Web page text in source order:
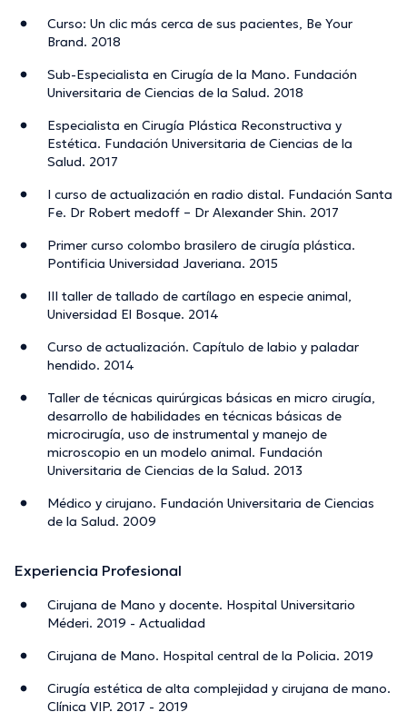
Curso: Un clic más cerca de sus pacientes, Be Your
Brand. 2018
Sub-Especialista en Cirugía de la Mano. Fundación
Universitaria de Ciencias de la Salud. 2018
Especialista en Cirugía Plástica Reconstructiva y
Estética. Fundación Universitaria de Ciencias de la
Salud. 2017
I curso de actualización en radio distal. Fundación Santa
Fe. Dr Robert medoff – Dr Alexander Shin. 2017
Primer curso colombo brasilero de cirugía plástica.
Pontificia Universidad Javeriana. 2015
III taller de tallado de cartílago en especie animal,
Universidad El Bosque. 2014
Curso de actualización. Capítulo de labio y paladar
hendido. 2014
Taller de técnicas quirúrgicas básicas en micro cirugía,
desarrollo de habilidades en técnicas básicas de
microcirugía, uso de instrumental y manejo de
microscopio en un modelo animal. Fundación
Universitaria de Ciencias de la Salud. 2013
Médico y cirujano. Fundación Universitaria de Ciencias
de la Salud. 2009
Experiencia Profesional
Cirujana de Mano y docente. Hospital Universitario
Méderi. 2019 - Actualidad
Cirujana de Mano. Hospital central de la Policia. 2019
Cirugía estética de alta complejidad y cirujana de mano.
Clínica VIP. 2017 - 2019